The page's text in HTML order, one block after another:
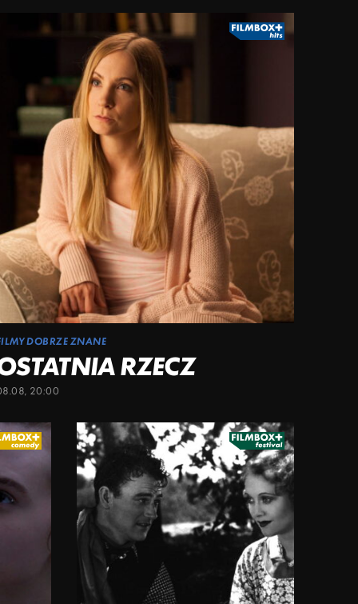
DOBRZE ZNANE
RZECZ
20:00